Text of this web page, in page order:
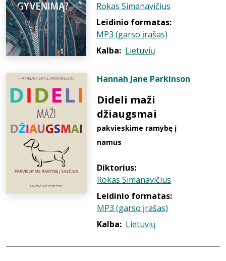
Rokas Simanavičius
Leidinio formatas:
MP3 (garso įrašas)
Kalba: Lietuvių
Hannah Jane Parkinson
Dideli maži
džiaugsmai
pakvieskime ramybę į
namus
Diktorius:
Rokas Simanavičius
Leidinio formatas:
MP3 (garso įrašas)
Kalba: Lietuvių